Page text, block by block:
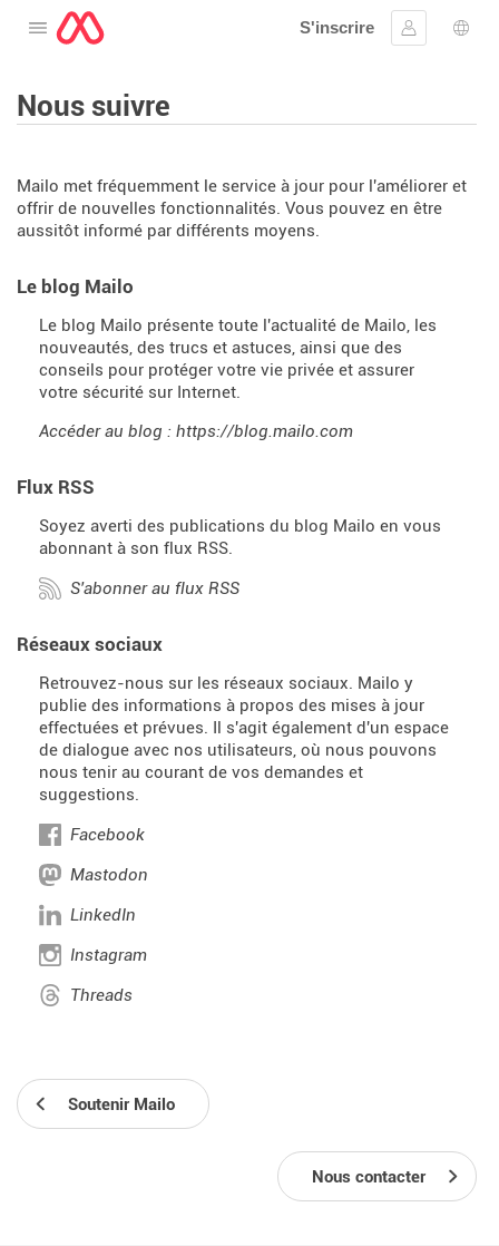
Ouvrir le menu
S'inscrire
Se
Nous suivre
Mailo met fréquemment le service à jour pour l'améliorer et
offrir de nouvelles fonctionnalités. Vous pouvez en être
aussitôt informé par différents moyens.
Le blog Mailo
Le blog Mailo présente toute l'actualité de Mailo, les
nouveautés, des trucs et astuces, ainsi que des
conseils pour protéger votre vie privée et assurer
votre sécurité sur Internet.
Accéder au blog : https://blog.mailo.com
Flux RSS
Soyez averti des publications du blog Mailo en vous
abonnant à son flux RSS.
S'abonner au flux RSS
Réseaux sociaux
Retrouvez-nous sur les réseaux sociaux. Mailo y
publie des informations à propos des mises à jour
effectuées et prévues. Il s'agit également d'un espace
de dialogue avec nos utilisateurs, où nous pouvons
nous tenir au courant de vos demandes et
suggestions.
Facebook
Mastodon
LinkedIn
Instagram
Threads
Soutenir Mailo
Nous contacter